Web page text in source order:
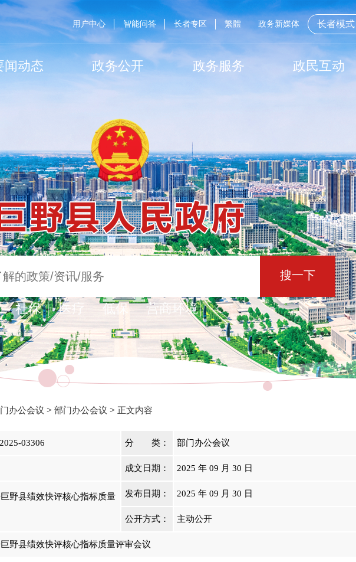
用户中心 智能问答 长者专区 繁體 政务新媒体 长者模式
闻动态 政务公开 政务服务 政民互动
搜一下
社保 医疗 低保 营商环境
办公会议 > 部门办公会议 > 正文内容
03306 分 类： 部门办公会议
成文日期： 2025 年 09 月 30 日
野县绩效快评核心指标质量 发布日期： 2025 年 09 月 30 日
公开方式： 主动公开
野县绩效快评核心指标质量评审会议